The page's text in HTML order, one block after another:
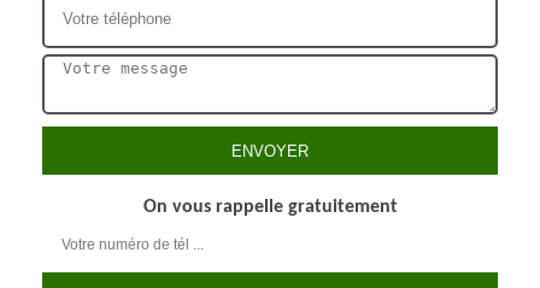
On vous rappelle gratuitement